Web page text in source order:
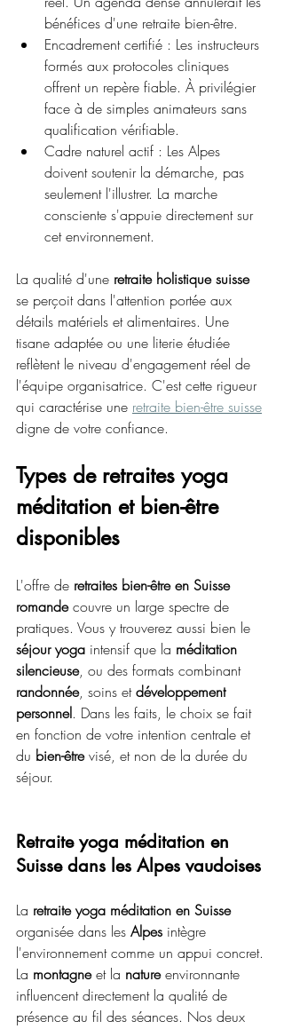
bénéfices d'une retraite bien-être.
Encadrement certifié : Les instructeurs
formés aux protocoles cliniques
offrent un repère fiable. À privilégier
face à de simples animateurs sans
qualification vérifiable.
Cadre naturel actif : Les Alpes
doivent soutenir la démarche, pas
seulement l'illustrer. La marche
consciente s'appuie directement sur
cet environnement.
La qualité d'une retraite holistique suisse
se perçoit dans l'attention portée aux
détails matériels et alimentaires. Une
tisane adaptée ou une literie étudiée
reflètent le niveau d'engagement réel de
l'équipe organisatrice. C'est cette rigueur
qui caractérise une retraite bien-être suisse
digne de votre confiance.
Types de retraites yoga
méditation et bien-être
disponibles
L'offre de retraites bien-être en Suisse
romande couvre un large spectre de
pratiques. Vous y trouverez aussi bien le
séjour yoga intensif que la méditation
silencieuse, ou des formats combinant
randonnée, soins et développement
personnel. Dans les faits, le choix se fait
en fonction de votre intention centrale et
du bien-être visé, et non de la durée du
séjour.
Retraite yoga méditation en
Suisse dans les Alpes vaudoises
La retraite yoga méditation en Suisse
organisée dans les Alpes intègre
l'environnement comme un appui concret.
La montagne et la nature environnante
influencent directement la qualité de
présence au fil des séances. Nos deux